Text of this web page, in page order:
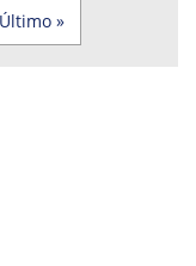
Última
página
Último »